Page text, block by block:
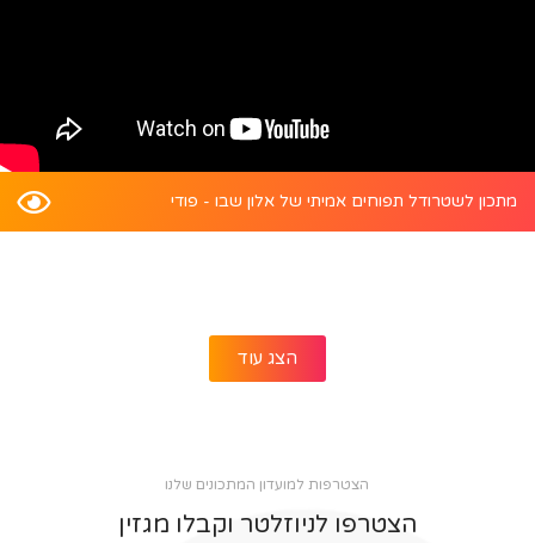
מתכון לשטרודל תפוחים אמיתי של אלון שבו - פודי
הצג עוד
הצטרפות למועדון המתכונים שלנו
הצטרפו לניוזלטר וקבלו מגזין